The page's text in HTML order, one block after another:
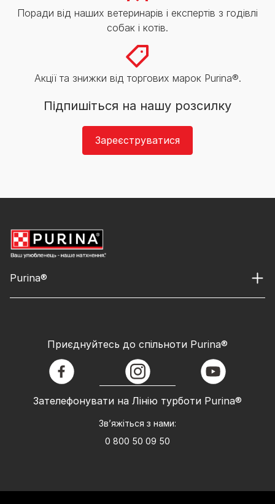
Поради від наших ветеринарів і експертів з годівлі
собак і котів.
Акції та знижки від торгових марок Purina®.
Підпишіться на нашу розсилку
Зареєструватися
Purina®
Зателефонувати на Лінію турботи Purina®
Зв’яжіться з нами:
0 800 50 09 50
Приєднуйтесь до спільноти Purina®
facebook instagram youtube